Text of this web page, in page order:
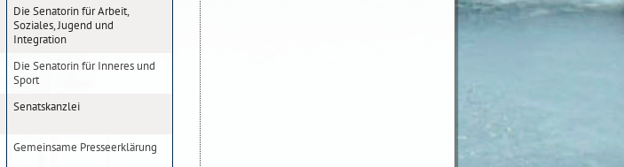
Die Senatorin für Arbeit,
Soziales, Jugend und
Integration
Die Senatorin für Inneres und
Sport
Senatskanzlei
Gemeinsame Presseerklärung